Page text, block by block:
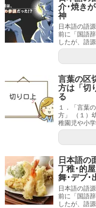
介･焼き
神
日本語の語
前に「国語
したが、語
言葉の区
方は「切
る
１．「言葉
方」 （１）
稚園児や小
日本語の
丁稚･的
舞･デブ･
日本語の語
前に「国語
したが、語